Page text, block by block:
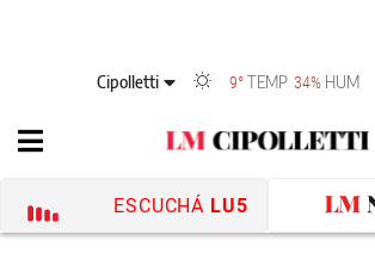
Cipolletti 9°TEMP 34% HUM
ESCUCHÁ LU5